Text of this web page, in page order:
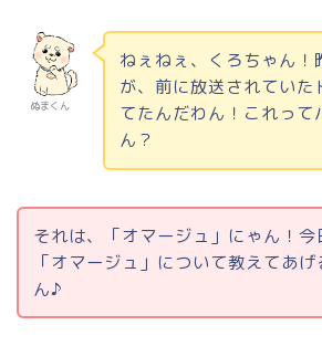
ぬまくん
ねぇねぇ、くろちゃん！
が、前に放送されていた
てたんだわん！これって
ん？
それは、「オマージュ」にゃん！今
「オマージュ」について教えてあげ
ん♪